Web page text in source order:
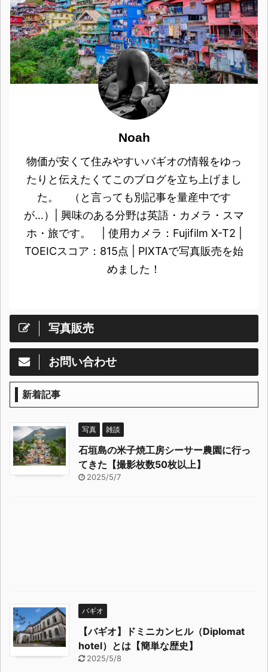
Noah
物価が安くて住みやすいバギオの情報をゆっ
たりと伝えたくてこのブログを立ち上げまし
た。 （と言っても別記事を量産中です
が…）| 興味のある分野は英語・カメラ・スマ
ホ・旅です。 | 使用カメラ：Fujifilm X-T2 |
TOEICスコア：815点 | PIXTAで写真販売を始
めました！
写真販売
お問い合わせ
新着記事
写真 雑談
石垣島の米子焼工房シーサー農園に行っ
てきた【撮影枚数50枚以上】
2025/5/7
バギオ
【バギオ】ドミニカンヒル（Diplomat
hotel）とは【簡単な歴史】
2025/5/8